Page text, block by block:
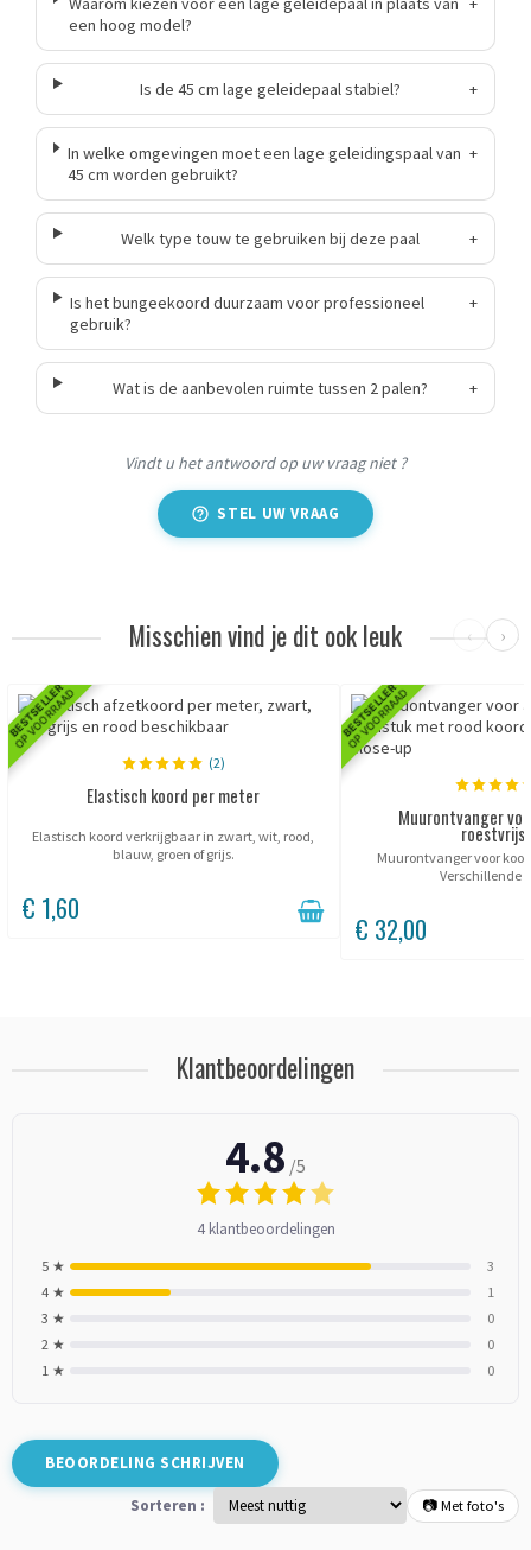
een hoog model?
Is de 45 cm lage geleidepaal stabiel? +
In welke omgevingen moet een lage geleidingspaal van
45 cm worden gebruikt?
+
Welk type touw te gebruiken bij deze paal +
Is het bungeekoord duurzaam voor professioneel
gebruik?
+
Wat is de aanbevolen ruimte tussen 2 palen? +
Vindt u het antwoord op uw vraag niet ?
STEL UW VRAAG
Misschien vind je dit ook leuk ‹ ›
BESTSELLER
OP VOORRAAD
(2)
Elastisch koord per meter
Elastisch koord verkrijgbaar in zwart, wit, rood,
blauw, groen of grijs.
€ 1,60
BESTSELLER
OP VOORRAAD
Muurontvanger
Muurontvanger voor
Verschillende
€ 32,00
Klantbeoordelingen
4.8 /5
4 klantbeoordelingen
5 ★
3
4 ★
1
3 ★
0
2 ★
0
1 ★
0
BEOORDELING SCHRIJVEN
Sorteren : 📷 Met foto's